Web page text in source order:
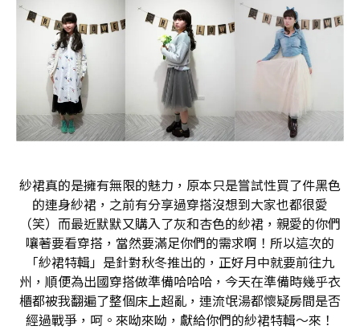
紗裙真的是擁有無限的魅力，原本只是嘗試性買了件黑色
的連身紗裙，之前有分享過穿搭沒想到大家也都很愛
（笑）而最近默默又購入了灰和杏色的紗裙，親愛的你們
嚷著要看穿搭，當然要滿足你們的需求啊！所以這次的
「紗裙特輯」是針對秋冬推出的，正好月中就要前往九
州，順便為出國穿搭做準備哈哈哈，今天在準備時幾乎衣
櫃都被我翻遍了整個床上超亂，連流氓湯都懷疑房間是否
經過戰爭，呵。來呦來呦，獻給你們的紗裙特輯～來！